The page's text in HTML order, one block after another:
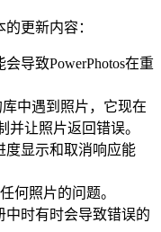
更新内容：
导致PowerPhotos在重
库中遇到照片，它现在
让照片返回错误。
度显示和取消响应能
何照片的问题。
中时有时会导致错误的